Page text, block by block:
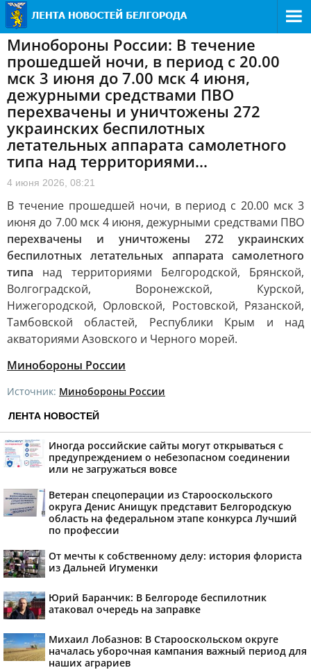
Минобороны России: В течение
прошедшей ночи, в период с 20.00
мск 3 июня до 7.00 мск 4 июня,
дежурными средствами ПВО
перехвачены и уничтожены 272
украинских беспилотных
летательных аппарата самолетного
типа над территориями...
4 июня 2026, 08:21
В течение прошедшей ночи, в период с 20.00 мск 3
июня до 7.00 мск 4 июня, дежурными средствами ПВО
перехвачены и уничтожены 272 украинских
беспилотных летательных аппарата самолетного
типа над территориями Белгородской, Брянской,
Волгоградской, Воронежской, Курской,
Нижегородской, Орловской, Ростовской, Рязанской,
Тамбовской областей, Республики Крым и над
акваториями Азовского и Черного морей.
Минобороны России
Источник: Минобороны России
ЛЕНТА НОВОСТЕЙ
Иногда российские сайты могут открываться с
предупреждением о небезопасном соединении
или не загружаться вовсе
Ветеран спецоперации из Старооскольского
округа Денис Анищук представит Белгородскую
область на федеральном этапе конкурса Лучший
по профессии
От мечты к собственному делу: история флориста
из Дальней Игуменки
Юрий Баранчик: В Белгороде беспилотник
атаковал очередь на заправке
Михаил Лобазнов: В Старооскольском округе
началась уборочная кампания важный период для
наших аграриев